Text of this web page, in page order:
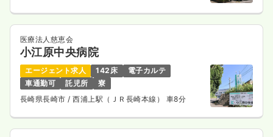
日勤のみ（パート）
時間 9:00～18:00
時給1,800円以上可
気になる 詳細を見る
医療法人慈恵会
小江原中央病院
エージェント求人 142床
電子カルテ
車通勤可
託児所
寮
長崎県長崎市/ 西浦上駅（ＪＲ長崎本線） 車8分